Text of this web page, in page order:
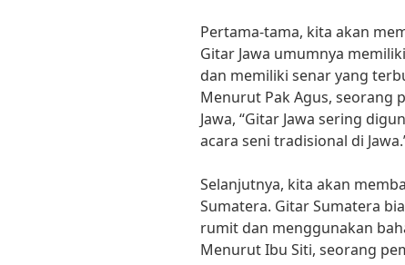
Pertama-tama, kita akan
Gitar Jawa umumnya
dan memiliki senar yang
Menurut Pak Agus, seorang
Jawa, “Gitar Jawa sering
acara seni tradisional di
Selanjutnya, kita akan
Sumatera. Gitar Sumatera
rumit dan menggunakan
Menurut Ibu Siti, seorang